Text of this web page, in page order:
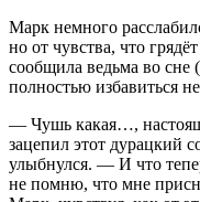
Марк немного
но от чувства, что
сообщила ведьма во сне
полностью избавиться
— Чушь какая…,
зацепил этот дурацкий
улыбнулся. — И что
не помню, что мне